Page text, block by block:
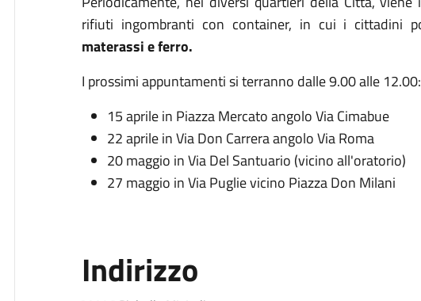
rifiuti ingombranti con container, in cui i cittadini
materassi e ferro.
I prossimi appuntamenti si terranno dalle 9.00 alle 12.00:
15 aprile in Piazza Mercato angolo Via Cimabue
22 aprile in Via Don Carrera angolo Via Roma
20 maggio in Via Del Santuario (vicino all'oratorio)
27 maggio in Via Puglie vicino Piazza Don Milani
Indirizzo